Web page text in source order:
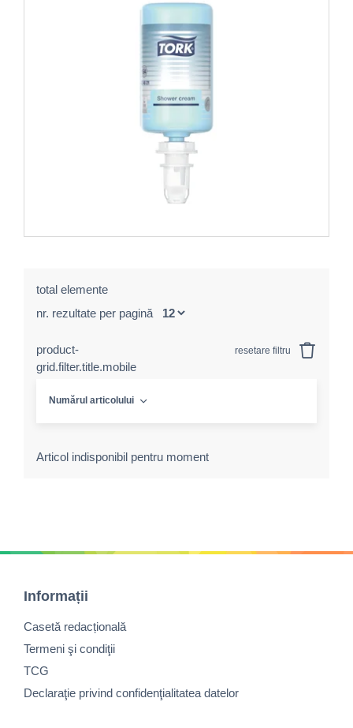
total elemente
nr. rezultate per pagină
product-
grid.filter.title.mobile
resetare filtru
Numărul articolului
Articol indisponibil pentru moment
Informații
Casetă redacțională
Termeni şi condiţii
TCG
Declaraţie privind confidenţialitatea datelor